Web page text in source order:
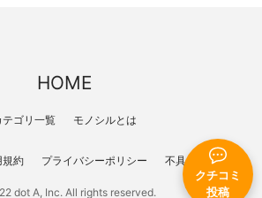
クチコミ
投稿
HOME
テゴリ一覧 モノシルとは
規約 プライバシーポリシー 不具合報告
dot A, Inc. All rights reserved.